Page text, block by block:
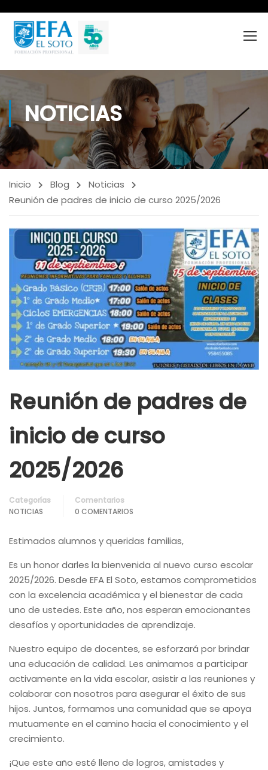
NOTICIAS
Inicio Blog
Noticias
Reunión de padres de inicio de curso 2025/2026
Reunión de padres de
inicio de curso
2025/2026
Categorías
NOTICIAS
Comentarios
0 COMENTARIOS
Estimados alumnos y queridas familias,
Es un honor darles la bienvenida al nuevo curso escolar
2025/2026. Desde EFA El Soto, estamos comprometidos
con la excelencia académica y el bienestar de cada
uno de ustedes. Este año, nos esperan emocionantes
desafíos y oportunidades de aprendizaje.
Nuestro equipo de docentes, se esforzará por brindar
una educación de calidad. Les animamos a participar
activamente en la vida escolar, asistir a las reuniones y
colaborar con nosotros para asegurar el éxito de sus
hijos. Juntos, formamos una comunidad que se apoya
mutuamente en el camino hacia el conocimiento y el
crecimiento.
¡Que este año esté lleno de logros, amistades y